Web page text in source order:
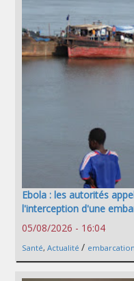
Ebola : les autorités
l'interception d'une
05/08/2026 - 16:04
Santé, Actualité / embarcation